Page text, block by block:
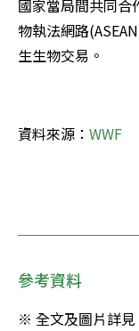
國家當局間共同合
物執法網路
生生物交易。
資料來源： WWF
參考資料
※ 全文及圖片詳見